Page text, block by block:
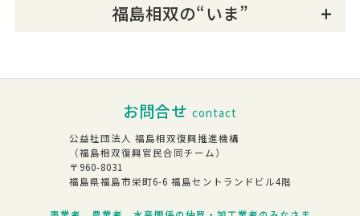
福島相双の“いま”
お問合せ contact
公益社団法人 福島相双復興推進機構
（福島相双復興官民合同チーム）
〒960-8031
福島県福島市栄町6-6 福島セントランドビル4階